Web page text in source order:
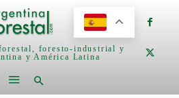
foresto-industrial y
y América Latina